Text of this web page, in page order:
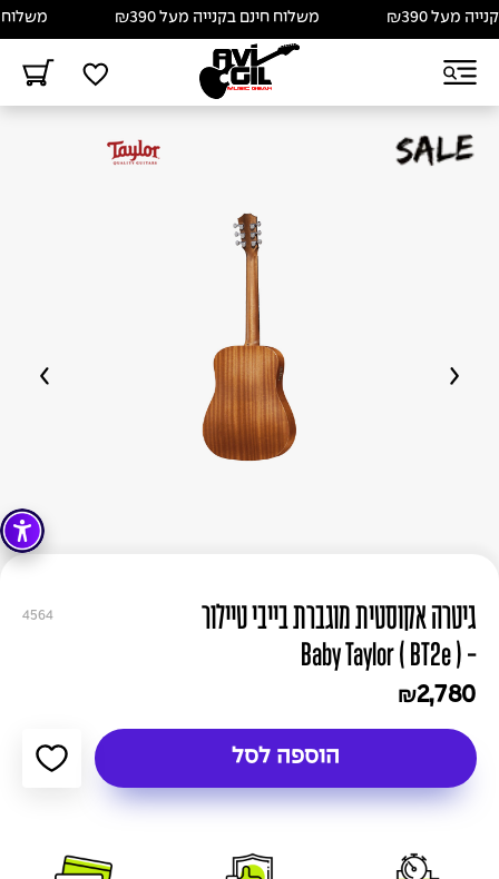
מעל ₪390 משלוח חינם בקנייה מעל ₪390 משלוח
4564
גיטרה אקוסטית מוגברת בייבי טיילור
- Baby Taylor ( BT2e )
₪2,780
הוספה לסל